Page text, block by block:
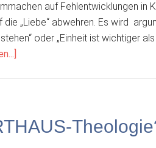
auf Fehlentwicklungen in
die „Liebe“ abwehren. Es wird
oder „Einheit ist wichtiger